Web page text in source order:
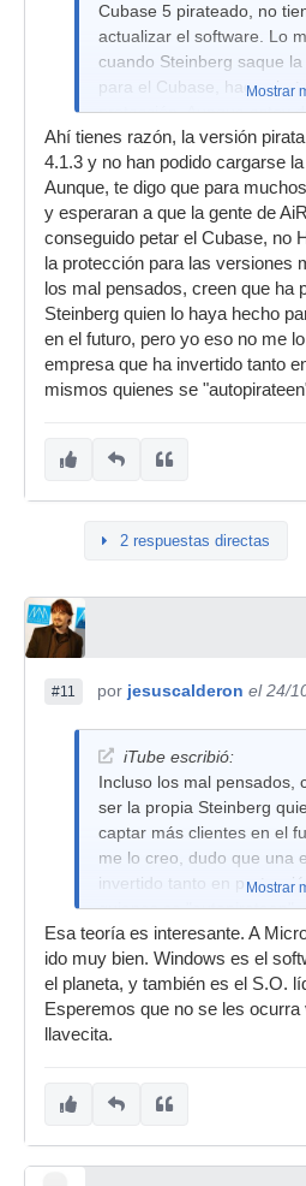
Cubase 5 pirateado, no
actualizar el software. Lo
cuando Steinberg saque
para el Cubase, haga
protección. Aunque estoy
que la llave es un molestia.
Mostrar
Ahí tienes razón, la versión
4.1.3 y no han podido cargarse
Aunque, te digo que para
y esperaran a que la gente de
conseguido petar el Cubase, no
la protección para las versiones
los mal pensados, creen que ha
Steinberg quien lo haya hecho
en el futuro, pero yo eso no me
empresa que ha invertido tanto
mismos quienes se
2 respuestas directas
#11 por jesuscalderon el 24/
iTube escribió:
Incluso los mal pensados,
ser la propia Steinberg
captar más clientes en el
me lo creo, dudo que una
invertido tanto en
quienes se
Mostrar
Esa teoría es interesante. A
ido muy bien. Windows es el
el planeta, y también es el S.O.
Esperemos que no se les
llavecita.